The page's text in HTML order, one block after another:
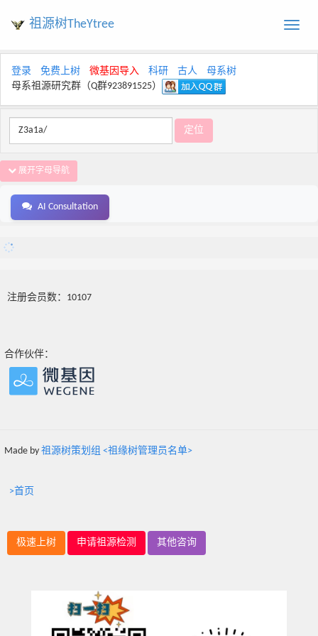
Toggle
祖源树TheYtree
登录 免费上树 微基因导入 科研 古人
母系树
母系祖源研究群（Q群923891525）
展开字母导航
AI Consultation
注册会员数：10107
合作伙伴：
Made by 祖源树策划组 <祖缘树管理员名单>
>首页
极速上树 申请祖源检测 其他咨询